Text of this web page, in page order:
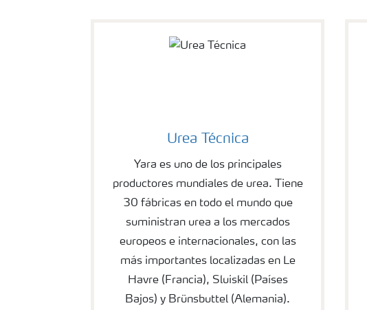
Urea Técnica
Yara es uno de los principales
productores mundiales de urea. Tiene
30 fábricas en todo el mundo que
suministran urea a los mercados
europeos e internacionales, con las
más importantes localizadas en Le
Havre (Francia), Sluiskil (Países
Bajos) y Brünsbuttel (Alemania).